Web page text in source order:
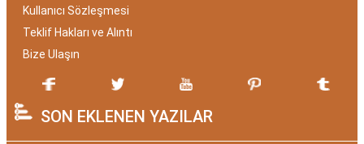
Kullanıcı Sözleşmesi
Teklif Hakları ve Alıntı
Bize Ulaşın
SON EKLENEN YAZILAR